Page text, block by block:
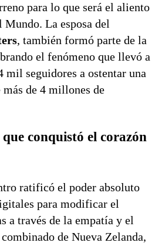
para lo que será el aliento
La esposa del
, también formó parte de la
el fenómeno que llevó a
mil seguidores a ostentar una
de 4 millones de
conquistó el corazón
ratificó el poder absoluto
para modificar el
a través de la empatía y el
de Nueva Zelanda,